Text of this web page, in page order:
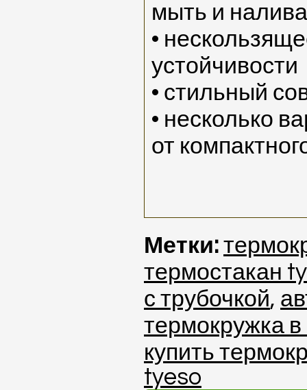
мыть и
•
устойчивости
• стильный
• несколько
от
Метки:
термостакан
с трубочкой,
термокружка в
купить
tyeso